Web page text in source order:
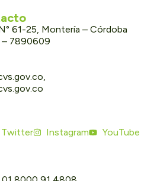
61-25, Montería – Córdoba
– 7890609
Twitter Instagram YouTube